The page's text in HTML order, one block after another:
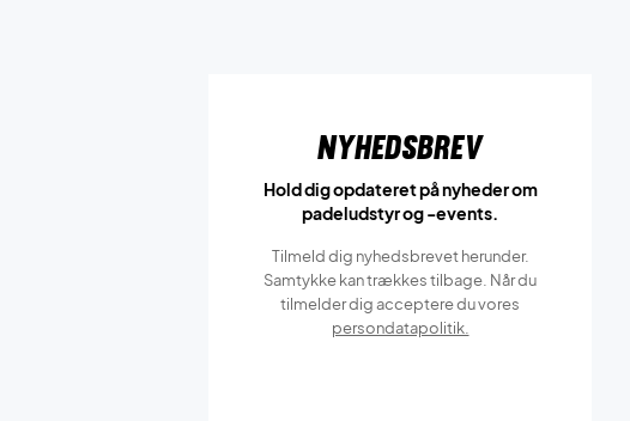
Nyhedsbrev
Hold dig opdateret på nyheder om
padeludstyr og -events.
Tilmeld dig nyhedsbrevet herunder.
Samtykke kan trækkes tilbage. Når du
tilmelder dig acceptere du vores
persondatapolitik.